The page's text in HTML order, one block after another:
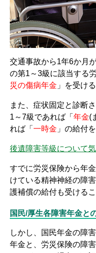
交通事故から1年6か月
の第1～3級に該当する
災の傷病年金 」を受け
また、症状固定と診断
1～7級であれば「 年金(
れば「 一時金 」の給付
後遺障害等級について
すでに労災保険から年
けている精神神経の障
護補償の給付も受けるこ
国民/厚生各障害年金と
しかし、国民年金の障
年金と、労災保険の障